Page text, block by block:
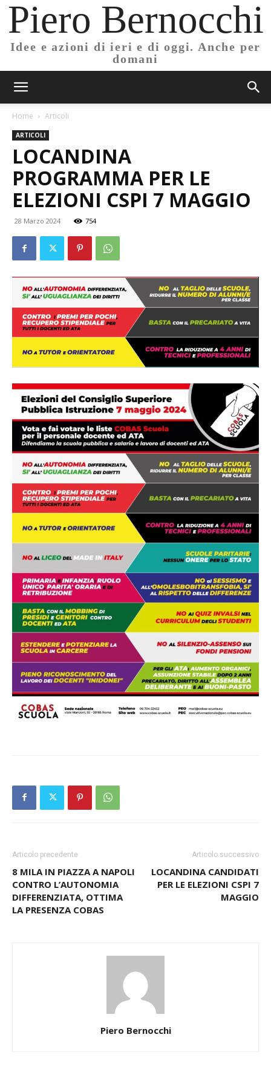
Piero Bernocchi
Idee e azioni di ieri e di oggi. Anche per
domani
Home Articoli
ARTICOLI
LOCANDINA
PROGRAMMA PER LE
ELEZIONI CSPI 7 MAGGIO
28 Marzo 2024 754
Articolo precedente
8 MILA IN PIAZZA A NAPOLI
CONTRO L’AUTONOMIA
DIFFERENZIATA, OTTIMA
LA PRESENZA COBAS
Articolo successivo
LOCANDINA CANDIDATI
PER LE ELEZIONI CSPI 7
MAGGIO
Piero Bernocchi